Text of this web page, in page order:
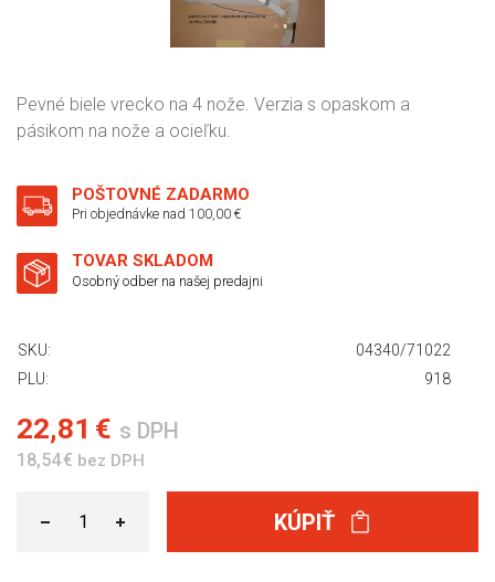
Pevné biele vrecko na 4 nože. Verzia s opaskom a
pásikom na nože a ocieľku.
POŠTOVNÉ ZADARMO
Pri objednávke nad 100,00 €
TOVAR SKLADOM
Osobný odber na našej predajni
SKU:
04340/71022
PLU:
918
22,81 € s DPH
18,54 € bez DPH
KÚPIŤ